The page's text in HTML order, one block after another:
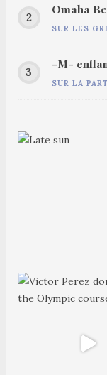
Omaha
SUR LES
-M-
SUR LA